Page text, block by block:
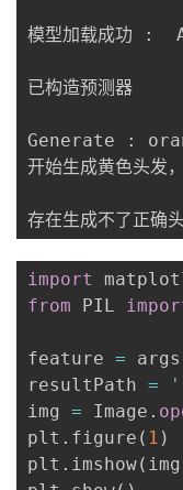
模型加载成功 :
已构造预测器
Generate :
开始生成黄色头发
存在生成不了正确
import
from PIL
feature = args
resultPath =
img = Image .
plt . figure ( 1 )
plt . imshow( img